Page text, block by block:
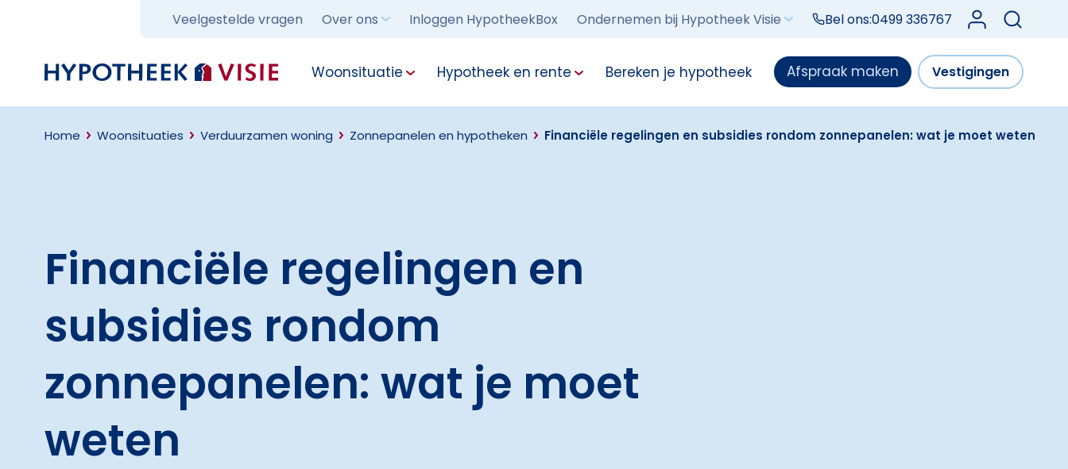
Veelgestelde vragen Over ons Inloggen HypotheekBox Ondernemen bij Hypotheek Visie Bel ons:0499 336767 Log in bij Mijn
Terug naar home Woonsituatie Hypotheek en rente Bereken je hypotheek Afspraak maken Vestigingen
Home Woonsituaties Verduurzamen woning Zonnepanelen en hypotheken Financiële regelingen en subsidies rondom zonnepanelen: wat je moet weten
Financiële regelingen en
subsidies rondom
zonnepanelen: wat je moet
weten